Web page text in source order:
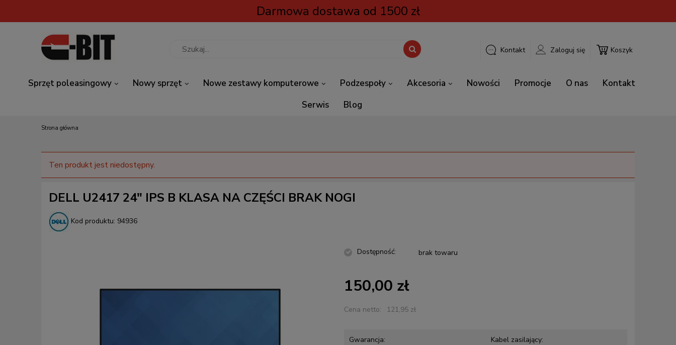
Darmowa dostawa od 1500 zł
Koszyk
Kontakt Zaloguj się
Sprzęt poleasingowy Nowy sprzęt Nowe zestawy komputerowe Podzespoły Akcesoria Nowości Promocje O nas
Kontakt
Serwis
Blog
Strona główna
Ten produkt jest niedostępny.
DELL U2417 24" IPS B KLASA NA CZĘŚCI BRAK NOGI
Kod produktu: 94936
Dostępność: brak towaru
150,00 zł
Cena netto: 121,95 zł
Gwarancja: Kabel zasilający: